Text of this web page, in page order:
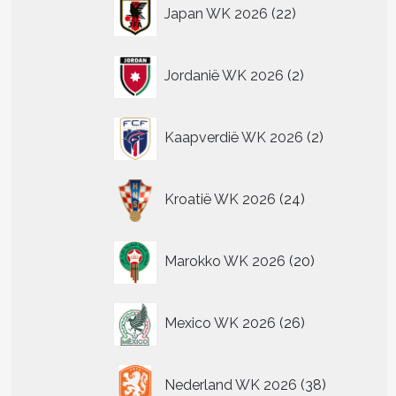
Japan WK 2026 22
producten
Jordanië WK 2026 2
producten
Kaapverdië WK 2026 2
producten
Kroatië WK 2026 24
producten
Marokko WK 2026 20
producten
Mexico WK 2026 26
producten
Nederland WK 2026 38